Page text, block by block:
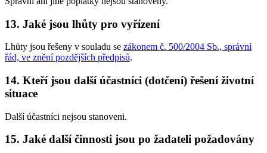
13. Jaké jsou lhůty pro vyřízení
Lhůty jsou řešeny v souladu se zákonem č. 500/2004 Sb., správní
řád, ve znění pozdějších předpisů.
14. Kteří jsou další účastníci (dotčení) řešení životní
situace
Další účastníci nejsou stanoveni.
15. Jaké další činnosti jsou po žadateli požadovány